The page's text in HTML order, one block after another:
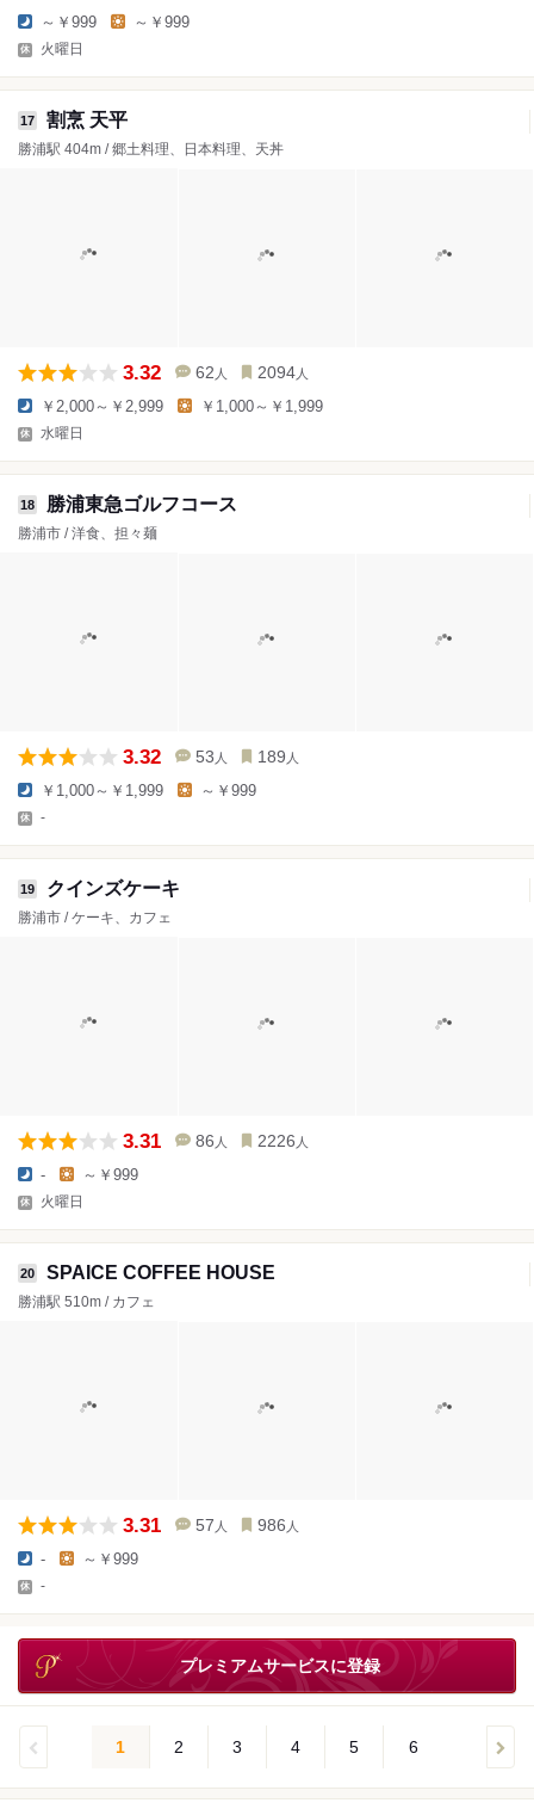
～￥999 ～￥999
火曜日
17 割烹 天平
勝浦駅 404m / 郷土料理、日本料理、天丼
3.32 62 人 2094 人
￥2,000～￥2,999 ￥1,000～￥1,999
水曜日
18 勝浦東急ゴルフコース
勝浦市 / 洋食、担々麺
3.32 53 人 189 人
￥1,000～￥1,999 ～￥999
-
19 クインズケーキ
勝浦市 / ケーキ、カフェ
3.31 86 人 2226 人
- ～￥999
火曜日
20 SPAICE COFFEE HOUSE
勝浦駅 510m / カフェ
3.31 57 人 986 人
- ～￥999
-
プレミアムサービスに登録
1 2 3 4 5 6